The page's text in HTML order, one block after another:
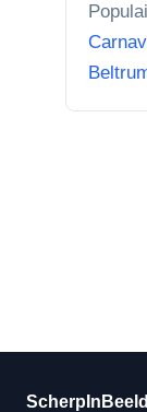
ScherpInBeeld